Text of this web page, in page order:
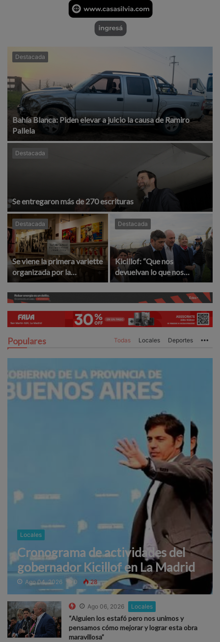
Destacada
Bahía Blanca: Piden elevar a juicio la causa de Ramiro
Pallela
Destacada
Se entregaron más de 270 escrituras
Destacada
Se viene la primera variette
organizada por la
Asociación Amigos del
Complejo Cultural
Destacada
Kicillof: “Que nos
devuelvan lo que nos
robaron”
Populares Todas Locales Deportes
Locales
Cronograma de actividades del
gobernador Kicillof en La Madrid
Ago 04, 2026 0 28
Ago 06, 2026 Locales
“Alguien los estafó pero nos unimos y
pensamos cómo mejorar y lograr esta obra
maravillosa”